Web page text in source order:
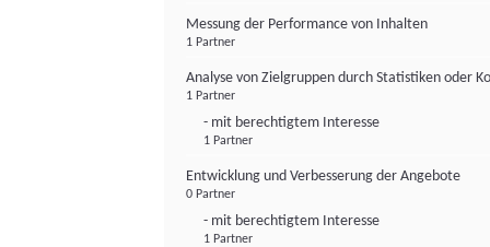
Messung der Performance von Inhalten
1 Partner
Analyse von Zielgruppen durch Statistiken oder
1 Partner
- mit berechtigtem Interesse
1 Partner
Entwicklung und Verbesserung der Angebote
0 Partner
- mit berechtigtem Interesse
1 Partner